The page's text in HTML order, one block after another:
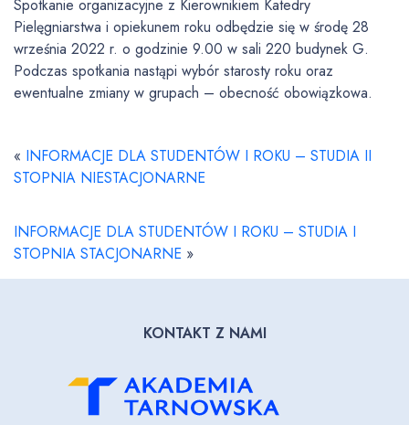
Spotkanie organizacyjne z Kierownikiem Katedry
Pielęgniarstwa i opiekunem roku odbędzie się w środę 28
września 2022 r. o godzinie 9.00 w sali 220 budynek G.
Podczas spotkania nastąpi wybór starosty roku oraz
ewentualne zmiany w grupach – obecność obowiązkowa.
« INFORMACJE DLA STUDENTÓW I ROKU – STUDIA II
STOPNIA NIESTACJONARNE
INFORMACJE DLA STUDENTÓW I ROKU – STUDIA I
STOPNIA STACJONARNE »
KONTAKT Z NAMI